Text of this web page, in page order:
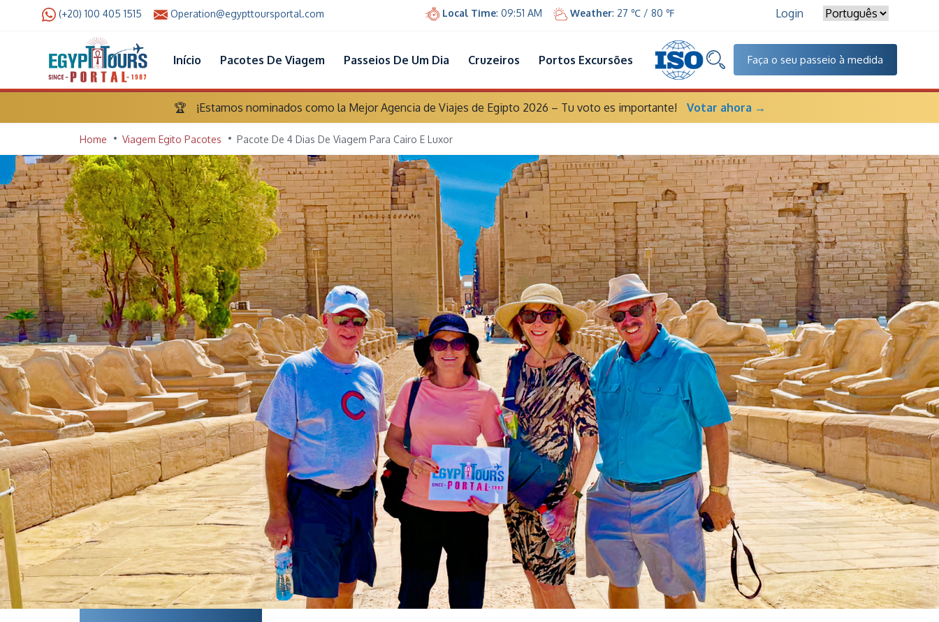
(+20) 100 405 1515 Operation@egypttoursportal.com Local Time: 09:51 AM Weather: 27 ℃ / 80 ℉ Login
Início Pacotes De Viagem Passeios De Um Dia Cruzeiros Portos Excursões Faça o seu passeio à medida
🏆 ¡Estamos nominados como la Mejor Agencia de Viajes de Egipto 2026 – Tu voto es importante! Votar ahora →
Home Viagem Egito Pacotes Pacote De 4 Dias De Viagem Para Cairo E Luxor